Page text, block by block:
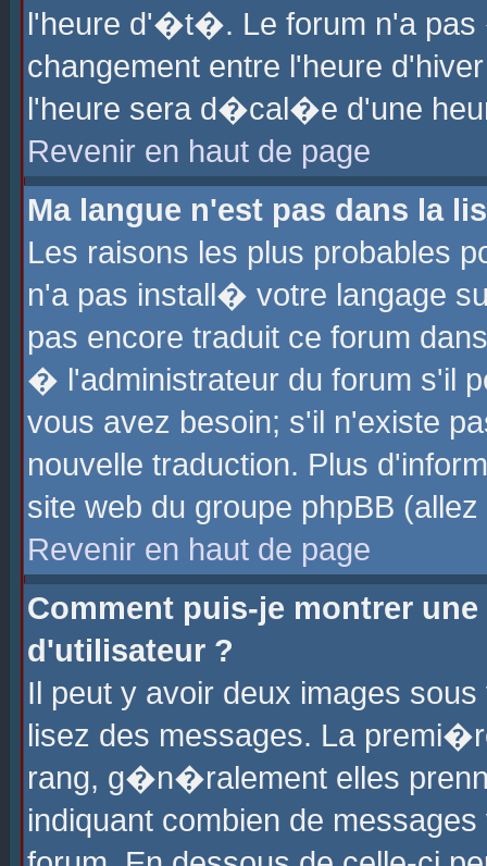
l'heure d'�t�. Le forum n'a
changement entre l'heure
l'heure sera d�cal�e d'une
Revenir en haut de page
Ma langue n'est pas dans la
Les raisons les plus probables
n'a pas install� votre langage
pas encore traduit ce forum
� l'administrateur du forum s'il
vous avez besoin; s'il n'existe
nouvelle traduction. Plus
site web du groupe phpBB
Revenir en haut de page
Comment puis-je montrer
d'utilisateur ?
Il peut y avoir deux images
lisez des messages. La
rang, g�n�ralement elles
indiquant combien de